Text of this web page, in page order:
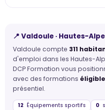
📍 Valdoule · Hautes-
Valdoule compte 311
d'emploi dans les Hautes-
DCP Formation vous
avec des formations
présentiel.
12 Équipements sportifs 0